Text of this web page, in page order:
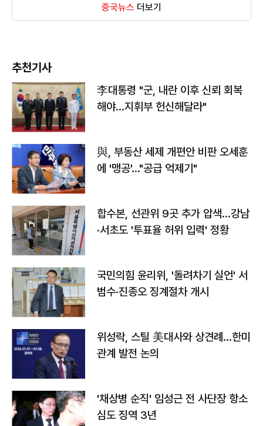
중국뉴스 더보기
추천기사
李대통령 "군, 내란 이후 신뢰 회복
해야…지휘부 헌신해달라"
與, 부동산 세제 개편안 비판 오세훈
에 '맹공'…"공급 억제기"
합수본, 선관위 9곳 추가 압색…강남
·서초도 '투표율 허위 입력' 정황
국민의힘 윤리위, '돌려차기 실언' 서
범수·진종오 징계절차 개시
위성락, 스틸 美대사와 상견례…한미
관계 발전 논의
'채상병 순직' 임성근 전 사단장 항소
심도 징역 3년